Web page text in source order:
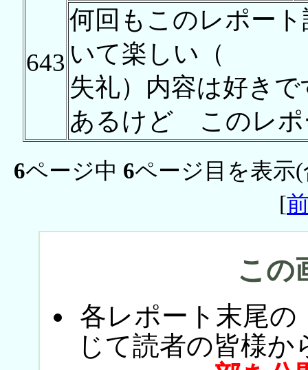
643
何回もこのレポー
いて楽しい（
失礼）内容は好き
あるけど このレポ
6ページ中 6ページ目を表示
[
この
各レポート末尾の
じて読者の皆様か